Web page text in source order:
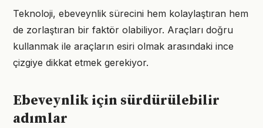
Teknoloji, ebeveynlik sürecini hem kolaylaştıran hem
de zorlaştıran bir faktör olabiliyor. Araçları doğru
kullanmak ile araçların esiri olmak arasındaki ince
çizgiye dikkat etmek gerekiyor.
Ebeveynlik için sürdürülebilir
adımlar